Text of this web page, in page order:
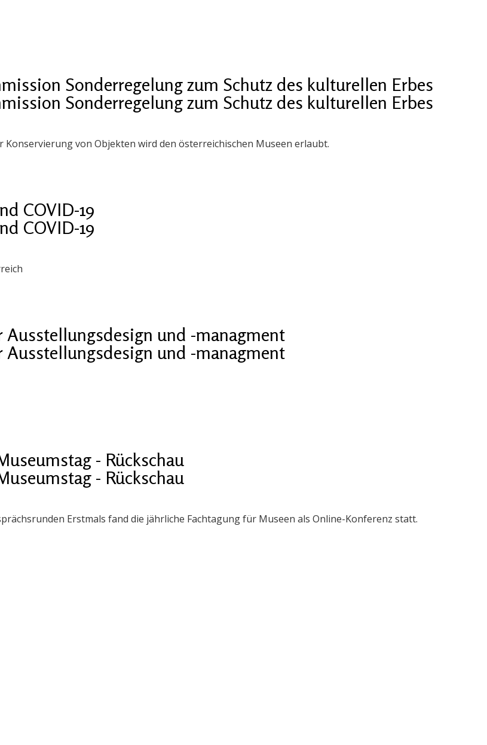
Sonderregelung zum Schutz des kulturellen Erbes
Sonderregelung zum Schutz des kulturellen Erbes
von Objekten wird den österreichischen Museen erlaubt.
COVID-19
COVID-19
und -managment
und -managment
- Rückschau
- Rückschau
Erstmals fand die jährliche Fachtagung für Museen als Online-Konferenz statt.